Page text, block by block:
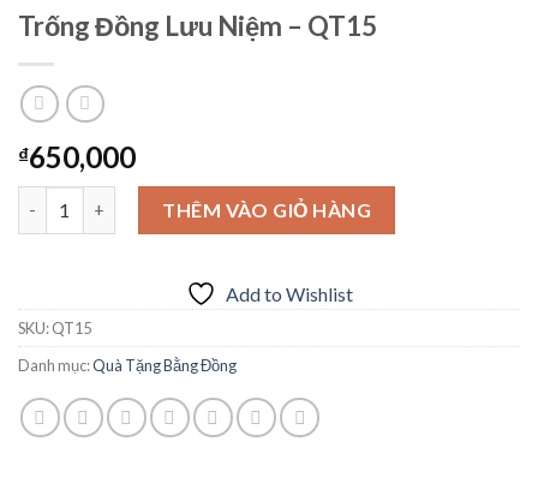
Trống Đồng Lưu Niệm – QT15
₫650,000
THÊM VÀO GIỎ HÀNG
Add to Wishlist
SKU:QT15
Danh mục:Quà Tặng Bằng Đồng